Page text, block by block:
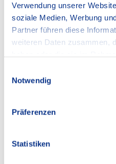
Verwendung unserer
soziale Medien, Werbung
Partner führen diese
weiteren Daten zusammen,
Notwendig
Präferenzen
Statistiken